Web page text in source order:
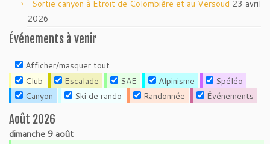
Sortie canyon à Etroit de Colombière et au Versoud 23 avril
2026
Événements à venir
Afficher/masquer tout
Club
Escalade SAE Alpinisme
Spéléo
Canyon
Ski de rando Randonnée Événements
Août 2026
dimanche 9 août